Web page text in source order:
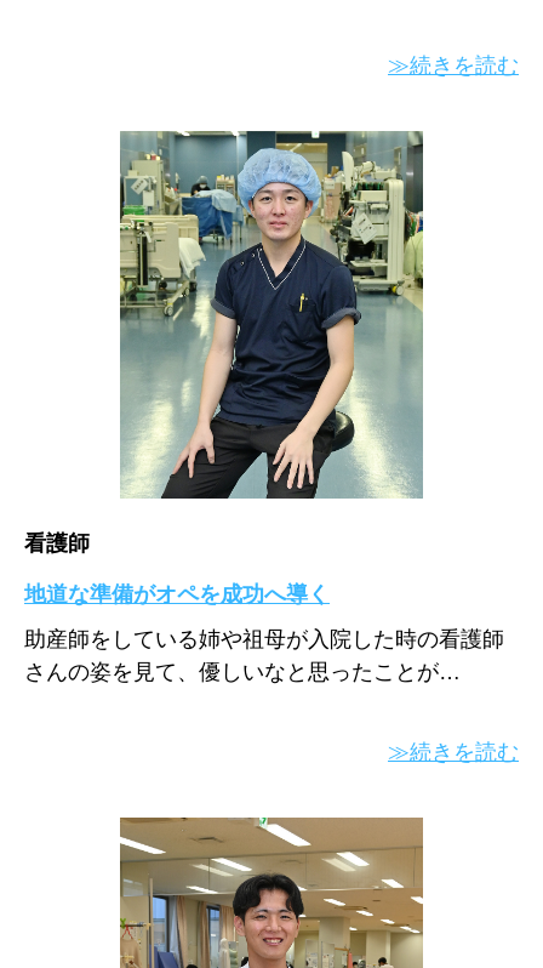
≫続きを読む
看護師
地道な準備がオペを成功へ導く
助産師をしている姉や祖母が入院した時の看護師
さんの姿を見て、優しいなと思ったことが…
≫続きを読む